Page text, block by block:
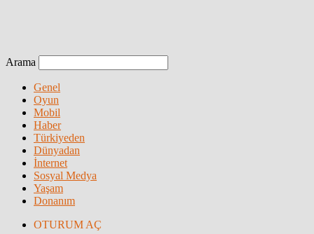
Arama
Genel
Oyun
Mobil
Haber
Türkiyeden
Dünyadan
İnternet
Sosyal Medya
Yaşam
Donanım
OTURUM AÇ